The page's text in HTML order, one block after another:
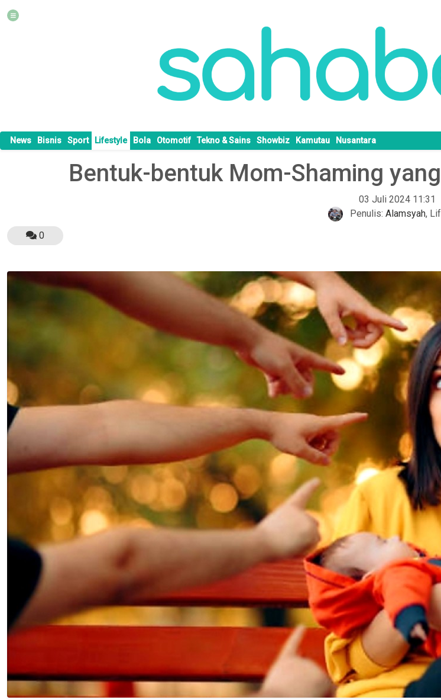
News Bisnis Sport Lifestyle Bola Otomotif Tekno & Sains Showbiz Kamutau Nusantara
Bentuk-bentuk Mom-Shaming
03 Juli 2024 11:31
Penulis: Alamsyah,
0